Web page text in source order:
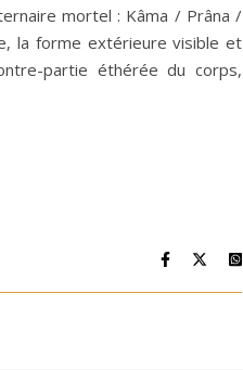
mortel : Kâma / Prâna /
la forme extérieure visible et
partie éthérée du corps,